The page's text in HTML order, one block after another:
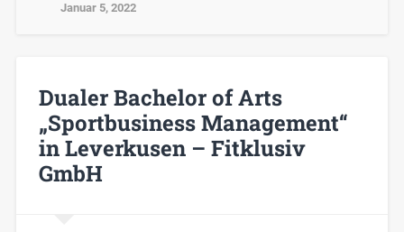
Januar 5, 2022
Dualer Bachelor of Arts
„Sportbusiness Management“
in Leverkusen – Fitklusiv
GmbH